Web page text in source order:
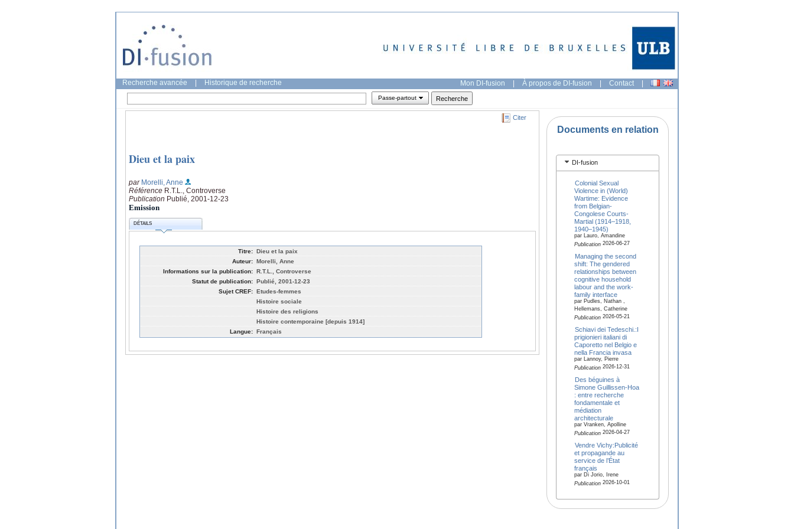
Recherche avancée Historique de recherche Mon DI-fusion | À propos de DI-fusion | Contact |
Passe-partout
Citer
Dieu et la paix
par Morelli, Anne
Référence R.T.L., Controverse
Publication Publié, 2001-12-23
Emission
DÉTAILS
Titre: Dieu et la paix
Auteur: Morelli, Anne
Informations sur la publication: R.T.L., Controverse
Statut de publication: Publié, 2001-12-23
Sujet CREF: Etudes-femmes
Histoire sociale
Histoire des religions
Histoire contemporaine [depuis 1914]
Langue: Français
Documents en relation
DI-fusion
Colonial Sexual
Violence in (World)
Wartime: Evidence
from Belgian-
Congolese Courts-
Martial (1914–1918,
1940–1945)
par Lauro, Amandine
Publication2026-06-27
Managing the second
shift: The gendered
relationships between
cognitive household
labour and the work-
family interface
par Pudles, Nathan ,
Hellemans, Catherine
Publication2026-05-21
Schiavi dei Tedeschi.:I
prigionieri italiani di
Caporetto nel Belgio e
nella Francia invasa
par Lannoy, Pierre
Publication2026-12-31
Des béguines à
Simone Guillissen-Hoa
: entre recherche
fondamentale et
médiation
architecturale
par Vranken, Apolline
Publication2026-04-27
Vendre Vichy:Publicité
et propagande au
service de l’État
français
par Di Jorio, Irene
Publication2026-10-01